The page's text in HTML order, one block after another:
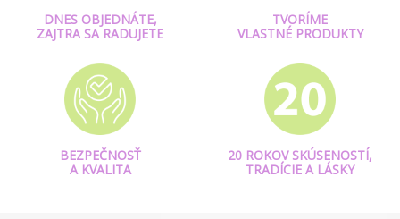
DNES OBJEDNÁTE,
ZAJTRA SA RADUJETE
TVORÍME
VLASTNÉ PRODUKTY
BEZPEČNOSŤ
A KVALITA
20 ROKOV SKÚSENOSTÍ,
TRADÍCIE A LÁSKY